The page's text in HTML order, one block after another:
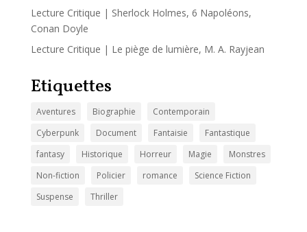
Lecture Critique | Sherlock Holmes, 6 Napoléons,
Conan Doyle
Lecture Critique | Le piège de lumière, M. A. Rayjean
Etiquettes
Aventures Biographie
Contemporain
Cyberpunk
Document Fantaisie
Fantastique
fantasy
Historique Horreur Magie
Monstres
Non-fiction
Policier romance
Science Fiction
Suspense
Thriller